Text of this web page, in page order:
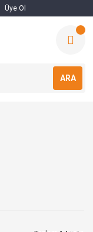
Üye Ol
ARA